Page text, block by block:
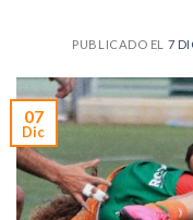
PUBLICADO EL 7
07
Dic